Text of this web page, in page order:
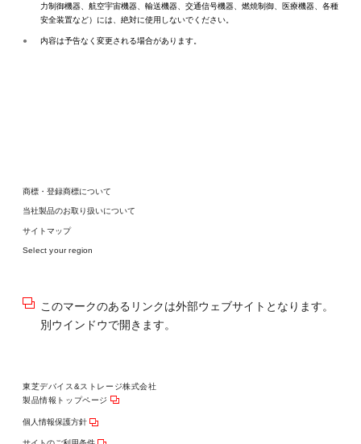
力制御機器、航空宇宙機器、輸送機器、交通信号機器、燃焼制御、医療機器、各種
安全装置など）には、絶対に使用しないでください。
● 内容は予告なく変更される場合があります。
商標・登録商標について
当社製品のお取り扱いについて
サイトマップ
Select your region
このマークのあるリンクは外部ウェブサイトとなります。
別ウインドウで開きます。
東芝デバイス&ストレージ株式会社
製品情報トップページ
個人情報保護方針